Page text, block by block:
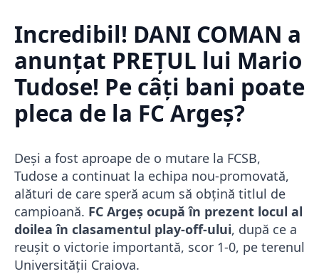
Incredibil! DANI COMAN a
anunțat PREȚUL lui Mario
Tudose! Pe câți bani poate
pleca de la FC Argeș?
Deși a fost aproape de o mutare la FCSB,
Tudose a continuat la echipa nou-promovată,
alături de care speră acum să obțină titlul de
campioană. FC Argeș ocupă în prezent locul al
doilea în clasamentul play-off-ului, după ce a
reușit o victorie importantă, scor 1-0, pe terenul
Universității Craiova.